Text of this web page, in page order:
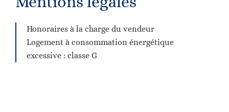
Honoraires à la charge du vendeur
Logement à consommation énergétique
excessive : classe G